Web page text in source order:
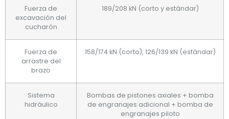
Fuerza de
excavación del
cucharón
189/208 kN (corto y estándar)
Fuerza de
arrastre del
brazo
158/174 kN (corto), 126/139 kN (estándar)
Sistema
hidráulico
Bombas de pistones axiales + bomba
de engranajes adicional + bomba de
engranajes piloto